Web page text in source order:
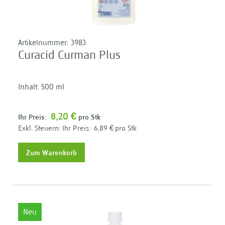
Artikelnummer: 3983
Curacid Curman Plus
Inhalt: 500 ml
Ihr Preis: 8,20 € pro Stk
Ihr Preis: 6,89 € pro Stk
Zum Warenkorb
Neu